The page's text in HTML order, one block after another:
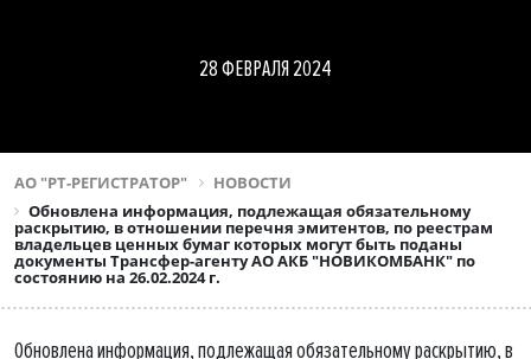
28 ФЕВРАЛЯ 2024
АО "РТ-РЕГИСТРАТОР"
НОВОСТИ
Обновлена информация, подлежащая обязательному
раскрытию, в отношении перечня эмитентов, по реестрам
владельцев ценных бумаг которых могут быть поданы
документы Трансфер-агенту АО АКБ "НОВИКОМБАНК" по
состоянию на 26.02.2024 г.
Обновлена информация, подлежащая обязательному раскрытию, в